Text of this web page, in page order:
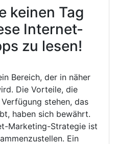
keinen Tag
Internet-
zu lesen!
Bereich, der in näher
Die Vorteile, die
stehen, das
haben sich bewährt.
Marketing-Strategie ist
Ein